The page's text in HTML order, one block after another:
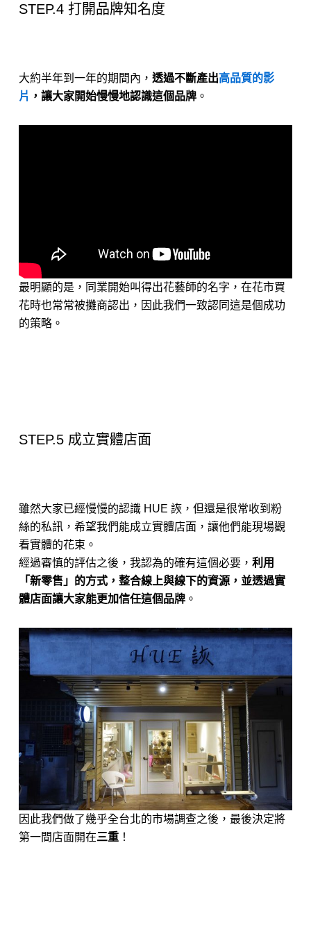
STEP.4 打開品牌知名度
大約半年到一年的期間內， 透過不斷產出高品質的影
片 ，讓大家開始慢慢地認識這個品牌 。
最明顯的是，同業開始叫得出花藝師的名字，在花市買
花時也常常被攤商認出，因此我們一致認同這是個成功
的策略。
STEP.5 成立實體店面
雖然大家已經慢慢的認識 HUE 詼，但還是很常收到粉
絲的私訊，希望我們能成立實體店面，讓他們能現場觀
看實體的花束。
經過審慎的評估之後，我認為的確有這個必要， 利用
「新零售」的方式，整合線上與線下的資源，並透過實
體店面讓大家能更加信任這個品牌 。
因此我們做了幾乎全台北的市場調查之後，最後決定將
第一間店面開在三重 ！